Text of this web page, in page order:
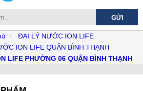
ĐẠI LÝ NƯỚC ION LIFE
ION LIFE QUẬN BÌNH THẠNH
LIFE PHƯỜNG 06 QUẬN BÌNH THẠNH